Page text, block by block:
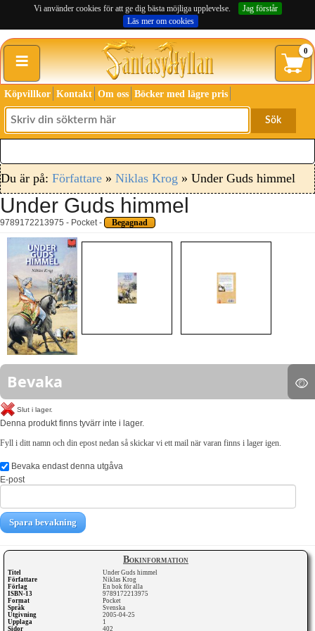
Vi använder cookies för att ge dig bästa möjliga upplevelse.
Jag förstår
Läs mer om cookies
≡ 0
Köpvillkor Kontakt Om oss Böcker med lägre pris
Sök
Du är på: Författare » Niklas Krog » Under Guds himmel
Under Guds himmel
9789172213975 - Pocket - Begagnad
Bokinformation
Titel
Under Guds himmel
Författare
Niklas Krog
Förlag
En bok för alla
ISBN-13
9789172213975
Format
Pocket
Språk
Svenska
Utgivning
2005-04-25
Upplaga
1
Sidor
402
Bevaka
Slut i lager.
Denna produkt finns tyvärr inte i lager.
Fyll i ditt namn och din epost nedan så skickar vi ett mail när varan finns i lager igen.
Bevaka endast denna utgåva
E-post
Spara bevakning